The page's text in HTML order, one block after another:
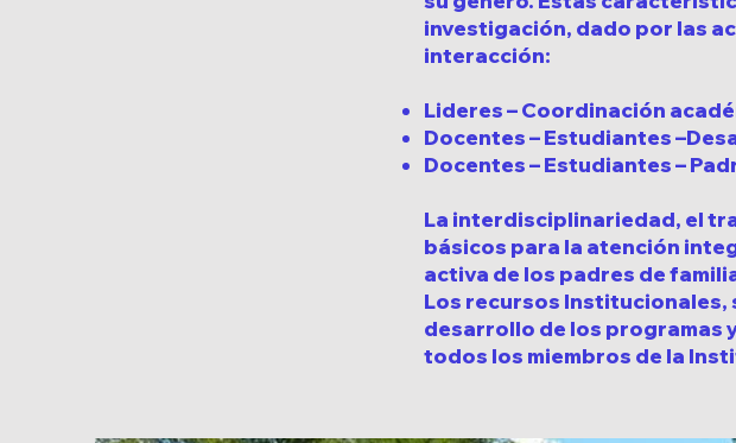
investigación, dado por las
interacción:
Lideres – Coordinación
Docentes – Estudiantes
Docentes – Estudiantes –
La interdisciplinariedad, el
básicos para la atención
activa de los padres de
Los recursos Institucionales,
desarrollo de los programas
todos los miembros de la